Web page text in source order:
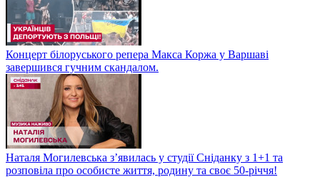
Концерт білоруського репера Макса Коржа у Варшаві
завершився гучним скандалом.
Наталя Могилевська з’явилась у студії Сніданку з 1+1 та
розповіла про особисте життя, родину та своє 50-річчя!